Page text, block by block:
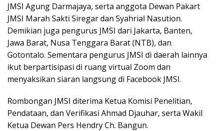
JMSI Agung Darmajaya, serta anggota Dewan Pakart
JMSI Marah Sakti Siregar dan Syahrial Nasution.
Demikian juga pengurus JMSI dari Jakarta, Banten,
Jawa Barat, Nusa Tenggara Barat (NTB), dan
Gotontalo. Sementara pengurus JMSI di daerah lainnya
ikut berpartisipasi di ruang virtual Zoom dan
menyaksikan siaran langsung di Facebook JMSI.
Rombongan JMSI diterima Ketua Komisi Penelitian,
Pendataan, dan Verifikasi Ahmad Djauhar, serta Wakil
Ketua Dewan Pers Hendry Ch. Bangun.